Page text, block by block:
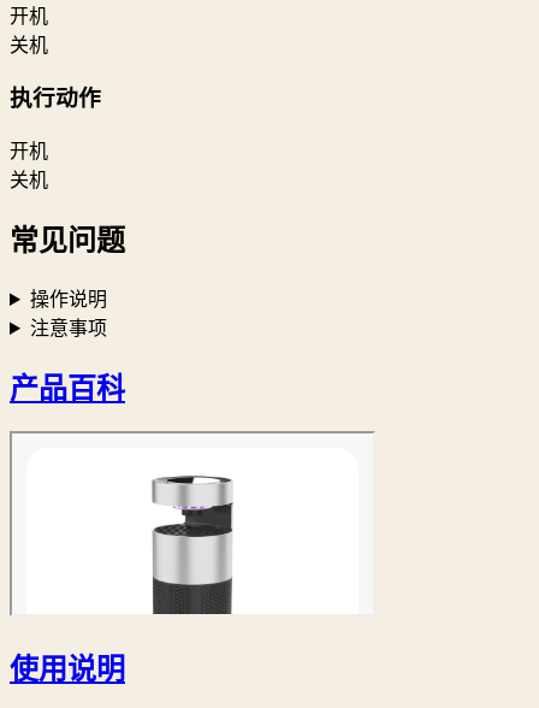
开机
关机
执行动作
开机
关机
常见问题
操作说明
注意事项
产品百科
使用说明